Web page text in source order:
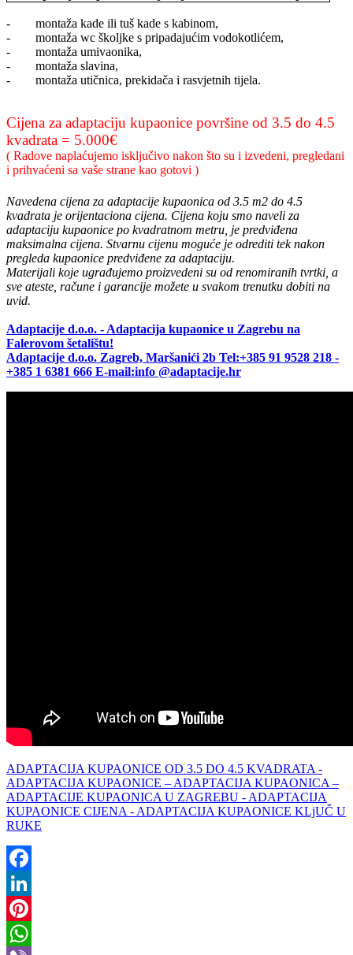
- montaža kade ili tuš kade s kabinom,
- montaža wc školjke s pripadajućim vodokotlićem,
- montaža umivaonika,
- montaža slavina,
- montaža utičnica, prekidača i rasvjetnih tijela.
Cijena za adaptaciju kupaonice površine od 3.5 do 4.5
kvadrata = 5.000€
( Radove naplaćujemo isključivo nakon što su i izvedeni, pregledani
i prihvaćeni sa vaše strane kao gotovi )
Navedena cijena za adaptacije kupaonica od 3.5 m2 do 4.5
kvadrata je orijentaciona cijena. Cijena koju smo naveli za
adaptaciju kupaonice po kvadratnom metru, je predviđena
maksimalna cijena. Stvarnu cijenu moguće je odrediti tek nakon
pregleda kupaonice predviđene za adaptaciju.
Materijali koje ugrađujemo proizvedeni su od renomiranih tvrtki, a
sve ateste, račune i garancije možete u svakom trenutku dobiti na
uvid.
Adaptacije d.o.o. - Adaptacija kupaonice u Zagrebu na
Falerovom šetalištu!
Adaptacije d.o.o. Zagreb, Maršanići 2b Tel:+385 91 9528 218 -
+385 1 6381 666 E-mail:info @adaptacije.hr
ADAPTACIJA KUPAONICE OD 3.5 DO 4.5 KVADRATA -
ADAPTACIJA KUPAONICE – ADAPTACIJA KUPAONICA –
ADAPTACIJE KUPAONICA U ZAGREBU - ADAPTACIJA
KUPAONICE CIJENA - ADAPTACIJA KUPAONICE KLjUČ U
RUKE
Facebook
LinkedIn
Pinterest